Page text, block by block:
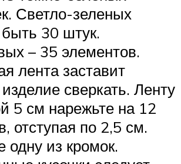
Светло-зеленых
30 штук.
– 35 элементов.
лента заставит
изделие сверкать. Ленту
5 см нарежьте на 12
отступая по 2,5 см.
одну из кромок.